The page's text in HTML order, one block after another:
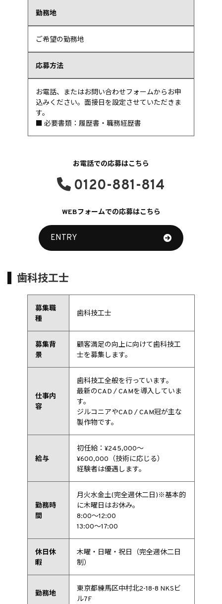
勤務地
ご希望の勤務地
応募方法
お電話、またはお問い合わせフォームからお申
込みください。面接日を設定させていただきま
す。
■ 必要書類：履歴書・職務経歴書
お電話での応募はこちら
0120-881-814
WEBフォームでの応募はこちら
ENTRY
歯科技工士
募集職
種
歯科技工士
募集背
景
顧客満足の向上に向けて歯科技工
士を募集します。
仕事内
容
歯科技工全般を行っています。
最新のCAD / CAMを導入していま
す。
ジルコニアやCAD / CAM冠が主な
製作物です。
給与
初任給：¥245,000～
¥600,000（技術に応じる）
経験者は優遇します。
勤務時
間
月火水金土(完全週休二日)※基本的
に木曜日はお休み。
8:00～12:00
13:00～17:00
休日休
暇
木曜・日曜・祝日（完全週休二日
制）
勤務地
東京都練馬区中村北2-18-8 NKSビ
ル7F